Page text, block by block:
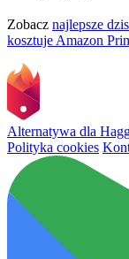
Zobacz najlepsze
kosztuje Amazon
Alternatywa dla
Polityka cookies